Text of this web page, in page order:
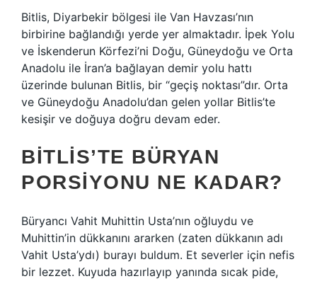
Bitlis, Diyarbekir bölgesi ile Van Havzası’nın
birbirine bağlandığı yerde yer almaktadır. İpek Yolu
ve İskenderun Körfezi’ni Doğu, Güneydoğu ve Orta
Anadolu ile İran’a bağlayan demir yolu hattı
üzerinde bulunan Bitlis, bir “geçiş noktası”dır. Orta
ve Güneydoğu Anadolu’dan gelen yollar Bitlis’te
kesişir ve doğuya doğru devam eder.
BITLIS’TE BÜRYAN
PORSIYONU NE KADAR?
Büryancı Vahit Muhittin Usta’nın oğluydu ve
Muhittin’in dükkanını ararken (zaten dükkanın adı
Vahit Usta’ydı) burayı buldum. Et severler için nefis
bir lezzet. Kuyuda hazırlayıp yanında sıcak pide,